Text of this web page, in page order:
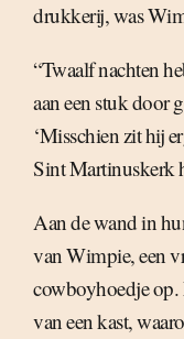
drukkerij, was
“Twaalf nachten
aan een stuk door
‘Misschien zit hij
Sint Martinuskerk
Aan de wand in
van Wimpie, een
cowboyhoedje op.
van een kast,